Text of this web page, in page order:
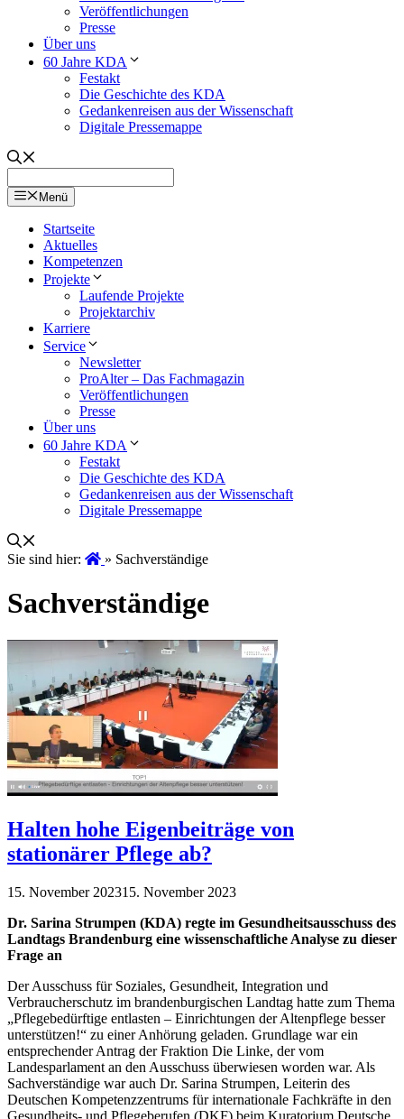
Veröffentlichungen
Presse
Über uns
60 Jahre KDA
Festakt
Die Geschichte des KDA
Gedankenreisen aus der Wissenschaft
Digitale Pressemappe
Menü
Startseite
Aktuelles
Kompetenzen
Projekte
Laufende Projekte
Projektarchiv
Karriere
Service
Newsletter
ProAlter – Das Fachmagazin
Veröffentlichungen
Presse
Über uns
60 Jahre KDA
Festakt
Die Geschichte des KDA
Gedankenreisen aus der Wissenschaft
Digitale Pressemappe
Sie sind hier: » Sachverständige
Sachverständige
Halten hohe Eigenbeiträge von
stationärer Pflege ab?
15. November 202315. November 2023
Dr. Sarina Strumpen (KDA) regte im Gesundheitsausschuss des
Landtags Brandenburg eine wissenschaftliche Analyse zu dieser
Frage an
Der Ausschuss für Soziales, Gesundheit, Integration und
Verbraucherschutz im brandenburgischen Landtag hatte zum Thema
„Pflegebedürftige entlasten – Einrichtungen der Altenpflege besser
unterstützen!“ zu einer Anhörung geladen. Grundlage war ein
entsprechender Antrag der Fraktion Die Linke, der vom
Landesparlament an den Ausschuss überwiesen worden war. Als
Sachverständige war auch Dr. Sarina Strumpen, Leiterin des
Deutschen Kompetenzzentrums für internationale Fachkräfte in den
Gesundheits- und Pflegeberufen (DKF) beim Kuratorium Deutsche